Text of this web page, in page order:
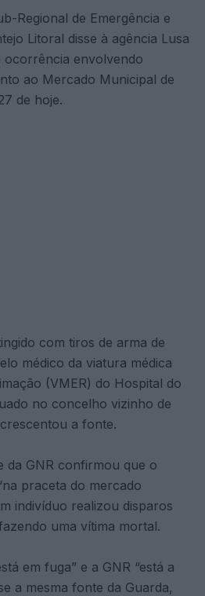
Regional de Emergência e
Litoral disse à agência Lusa
ocorrência envolvendo
ao Mercado Municipal de
de hoje.
com tiros de arma de
médico da viatura médica
(VMER) do Hospital do
no concelho vizinho de
a fonte.
da GNR confirmou que o
praceta do mercado
indivíduo realizou disparos
uma vítima mortal.
em fuga” e a GNR “está a
a mesma fonte da Guarda,